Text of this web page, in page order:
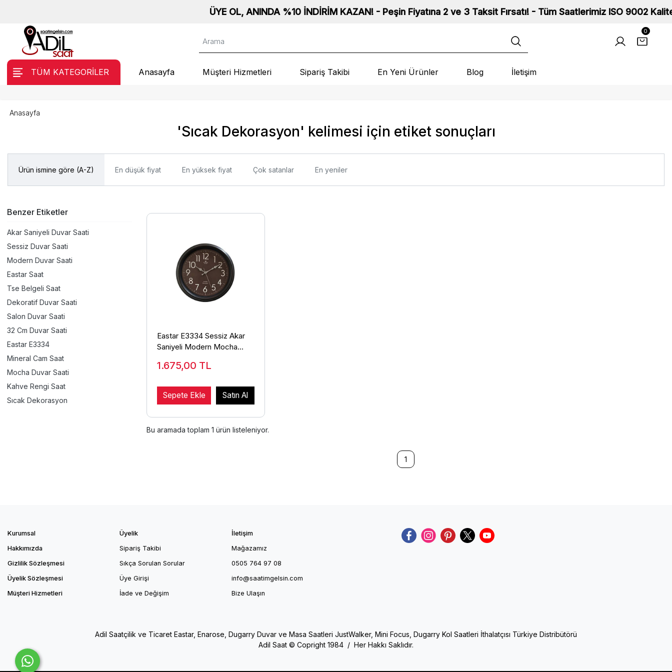
ÜYE OL, ANINDA %10 İNDİRİM KAZAN! - Peşin Fiyatına 2 ve 3 Taksit Fırsatı! - Tüm Saatlerimiz ISO 9002 Kalite
0
TÜM KATEGORİLER Anasayfa Müşteri Hizmetleri Sipariş Takibi En Yeni Ürünler Blog İletişim
'Sıcak Dekorasyon' kelimesi için etiket sonuçları
Anasayfa
Ürün ismine göre (A-Z) En düşük fiyat En yüksek fiyat Çok satanlar En yeniler
Benzer Etiketler
Akar Saniyeli Duvar Saati
Sessiz Duvar Saati
Modern Duvar Saati
Eastar Saat
Tse Belgeli Saat
Dekoratif Duvar Saati
Salon Duvar Saati
32 Cm Duvar Saati
Eastar E3334
Mineral Cam Saat
Mocha Duvar Saati
Kahve Rengi Saat
Sıcak Dekorasyon
Eastar E3334 Sessiz Akar
Saniyeli Modern Mocha
1.675,00 TL
Sepete Ekle Satın Al
Bu aramada toplam 1 ürün listeleniyor.
1
Kurumsal
Hakkımızda
Gizlilik Sözleşmesi
Üyelik Sözleşmesi
Müşteri Hizmetleri
Üyelik
Sipariş Takibi
Sıkça Sorulan Sorular
Üye Girişi
İade ve Değişim
İletişim
Mağazamız
0505 764 97 08
info@saatimgelsin.com
Bize Ulaşın
Adil Saatçilik ve Ticaret Eastar, Enarose, Dugarry Duvar ve Masa Saatleri JustWalker, Mini Focus, Dugarry Kol Saatleri İthalatçısı Türkiye Distribütörü
Adil Saat © Copright 1984 / Her Hakkı Saklıdır.